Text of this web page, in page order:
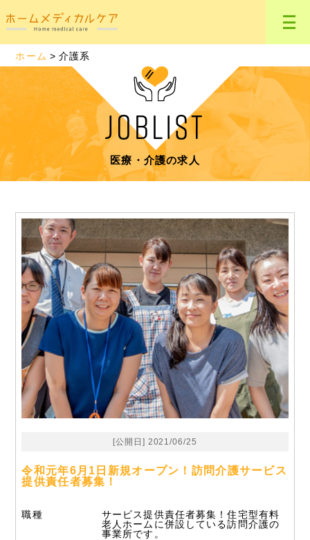
ホーム 介護系
JOBLIST
医療・介護の求人
[公開日] 2021/06/25
令和元年6月1日新規オープン！訪問介護サービス
提供責任者募集！
職種
サービス提供責任者募集！住宅型有料
老人ホームに併設している訪問介護の
事業所です。